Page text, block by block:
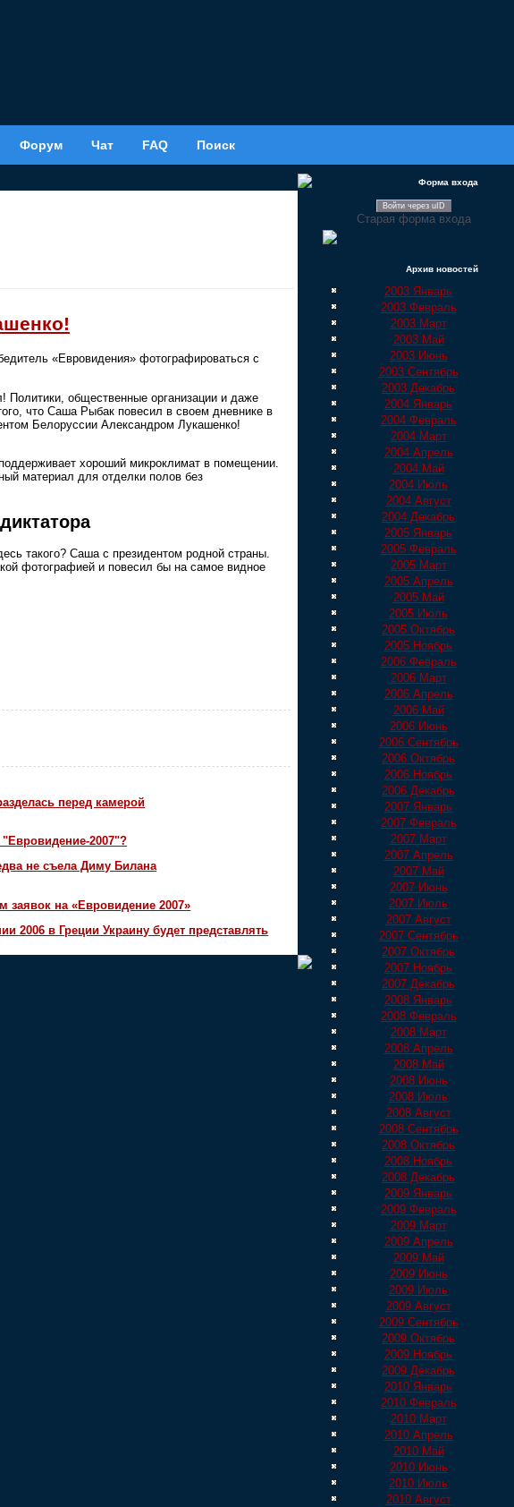
Форум Чат FAQ Поиск
«Евровидения» фотографироваться с
Политики, общественные организации и даже
что Саша Рыбак повесил в своем дневнике в
Белоруссии Александром Лукашенко!
хороший микроклимат в помещении.
материал для отделки полов без
такого? Саша с президентом родной страны.
фотографией и повесил бы на самое видное
перед камерой
"Евровидение-2007"?
не съела Диму Билана
заявок на «Евровидение 2007»
2006 в Греции Украину будет представлять
Форма входа
Войти через uID
Старая форма входа
Архив новостей
2003 Январь
2003 Февраль
2003 Март
2003 Май
2003 Июнь
2003 Сентябрь
2003 Декабрь
2004 Январь
2004 Февраль
2004 Март
2004 Апрель
2004 Май
2004 Июль
2004 Август
2004 Декабрь
2005 Январь
2005 Февраль
2005 Март
2005 Апрель
2005 Май
2005 Июль
2005 Октябрь
2005 Ноябрь
2006 Февраль
2006 Март
2006 Апрель
2006 Май
2006 Июнь
2006 Сентябрь
2006 Октябрь
2006 Ноябрь
2006 Декабрь
2007 Январь
2007 Февраль
2007 Март
2007 Апрель
2007 Май
2007 Июнь
2007 Июль
2007 Август
2007 Сентябрь
2007 Октябрь
2007 Ноябрь
2007 Декабрь
2008 Январь
2008 Февраль
2008 Март
2008 Апрель
2008 Май
2008 Июнь
2008 Июль
2008 Август
2008 Сентябрь
2008 Октябрь
2008 Ноябрь
2008 Декабрь
2009 Январь
2009 Февраль
2009 Март
2009 Апрель
2009 Май
2009 Июнь
2009 Июль
2009 Август
2009 Сентябрь
2009 Октябрь
2009 Ноябрь
2009 Декабрь
2010 Январь
2010 Февраль
2010 Март
2010 Апрель
2010 Май
2010 Июнь
2010 Июль
2010 Август